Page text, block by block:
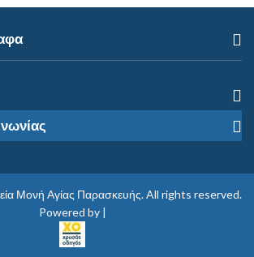
Μονή Αγίας Παρασκευής. All rights reserved.
Powered by |